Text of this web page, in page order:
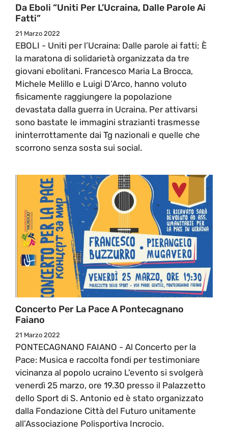
Da Eboli “Uniti Per L’Ucraina, Dalle Parole Ai
Fatti”
21 Marzo 2022
EBOLI - Uniti per l’Ucraina: Dalle parole ai fatti; È
la maratona di solidarietà organizzata da tre
giovani ebolitani. Francesco Maria La Brocca,
Michele Melillo e Luigi D’Arco, hanno voluto
fisicamente raggiungere la popolazione
devastata dalla guerra in Ucraina. Per attivarsi
sono bastate le immagini strazianti trasmesse
ininterrottamente dai Tg nazionali e quelle che
scorrono senza sosta sui social.
Concerto Per La Pace A Pontecagnano
Faiano
21 Marzo 2022
PONTECAGNANO FAIANO - Al Concerto per la
Pace: Musica e raccolta fondi per testimoniare
vicinanza al popolo ucraino L'evento si svolgerà
venerdì 25 marzo, ore 19.30 presso il Palazzetto
dello Sport di S. Antonio ed è stato organizzato
dalla Fondazione Città del Futuro unitamente
all’Associazione Polisportiva Incrocio.